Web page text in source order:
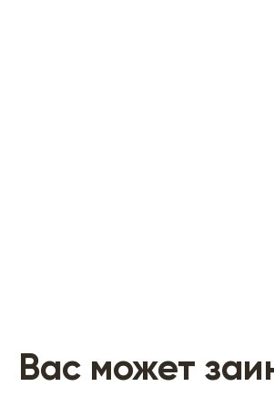
Вас может